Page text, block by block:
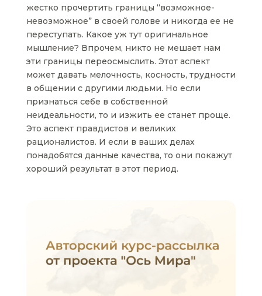
жестко прочертить границы “возможное-
невозможное” в своей голове и никогда ее не
переступать. Какое уж тут оригинальное
мышление? Впрочем, никто не мешает нам
эти границы переосмыслить. Этот аспект
может давать мелочность, косность, трудности
в общении с другими людьми. Но если
признаться себе в собственной
неидеальности, то и изжить ее станет проще.
Это аспект правдистов и великих
рационалистов. И если в ваших делах
понадобятся данные качества, то они покажут
хороший результат в этот период.